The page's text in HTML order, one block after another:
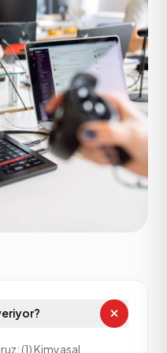
(1) Kimyasal